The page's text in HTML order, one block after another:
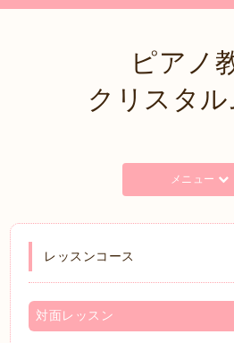
ピアノ
クリスタル
メニュー
レッスンコース
対面レッスン